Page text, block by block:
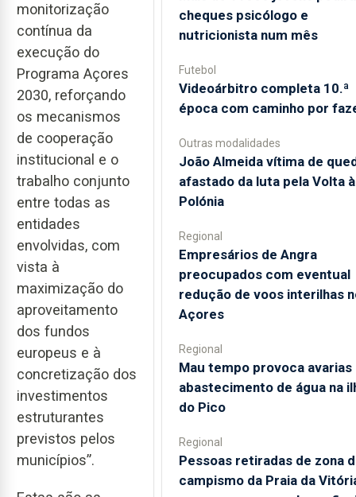
monitorização
contínua da
execução do
Programa Açores
2030, reforçando
os mecanismos
de cooperação
institucional e o
trabalho conjunto
entre todas as
entidades
envolvidas, com
vista à
maximização do
aproveitamento
dos fundos
europeus e à
concretização dos
investimentos
estruturantes
previstos pelos
municípios”.
cheques psicólogo e
nutricionista num mês
Futebol
Videoárbitro completa 10.ª
época com caminho por
Outras modalidades
João Almeida vítima de
afastado da luta pela Volta à
Polónia
Regional
Empresários de Angra
preocupados com eventual
redução de voos interilhas
Açores
Regional
Mau tempo provoca avarias
abastecimento de água na
do Pico
Regional
Pessoas retiradas de zona
campismo da Praia da